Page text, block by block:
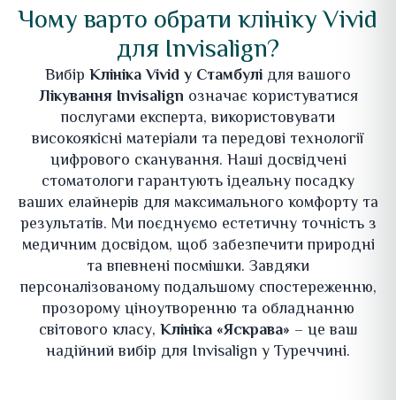
Чому варто обрати клініку Vivid
для Invisalign?
Вибір Клініка Vivid у Стамбулі для вашого
Лікування Invisalign означає користуватися
послугами експерта, використовувати
високоякісні матеріали та передові технології
цифрового сканування. Наші досвідчені
стоматологи гарантують ідеальну посадку
ваших елайнерів для максимального комфорту та
результатів. Ми поєднуємо естетичну точність з
медичним досвідом, щоб забезпечити природні
та впевнені посмішки. Завдяки
персоналізованому подальшому спостереженню,
прозорому ціноутворенню та обладнанню
світового класу, Клініка «Яскрава» – це ваш
надійний вибір для Invisalign у Туреччині.